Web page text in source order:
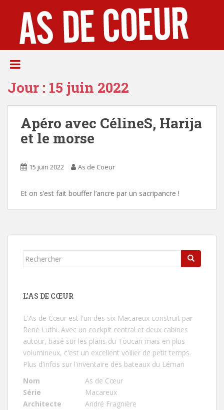
t
Jour : 15 juin 2022
Apéro avec CélineS, Harija
et le morse
15 juin 2022 As de Coeur
Et on s’est fait bouffer l’ancre par un sacripancre !
Rechercher...
L’AS DE CŒUR
L'As de Cœur est l'un des six Macareux construit par
René Luthi. Avec un cockpit central et deux cabines
autour, basé sur les plans du Toucan mais en plus
volumineux, c'est un excellent voilier de petit temps.
Plus d'infos sur l'inventaire des bateaux du Léman
Nom
As de Cœur
Série
Macareux
Architecte
André Fragnière